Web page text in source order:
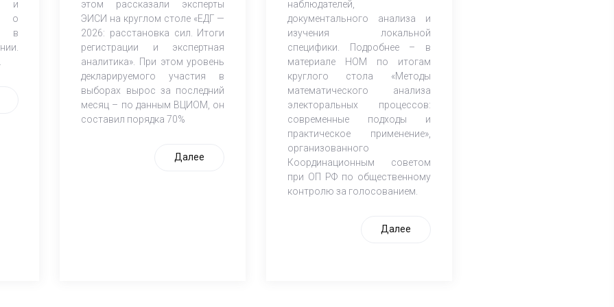
и
о
в
этом рассказали эксперты
ЭИСИ на круглом столе «ЕДГ —
2026: расстановка сил. Итоги
регистрации и экспертная
аналитика». При этом уровень
декларируемого участия в
выборах вырос за последний
месяц – по данным ВЦИОМ, он
составил порядка 70%
Далее
наблюдателей,
документального анализа и
изучения локальной
специфики. Подробнее – в
материале НОМ по итогам
круглого стола «Методы
математического анализа
электоральных процессов:
современные подходы и
практическое применение»,
организованного
Координационным советом
при ОП РФ по общественному
контролю за голосованием.
Далее